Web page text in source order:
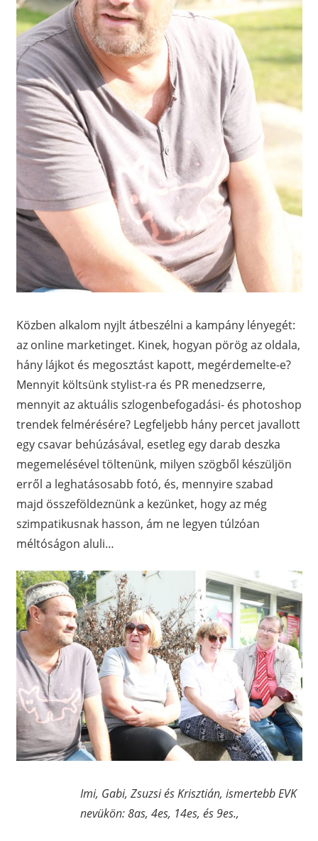
Közben alkalom nyjlt átbeszélni a kampány lényegét:
az online marketinget. Kinek, hogyan pörög az oldala,
hány lájkot és megosztást kapott, megérdemelte-e?
Mennyit költsünk stylist-ra és PR menedzserre,
mennyit az aktuális szlogenbefogadási- és photoshop
trendek felmérésére? Legfeljebb hány percet javallott
egy csavar behúzásával, esetleg egy darab deszka
megemelésével töltenünk, milyen szögből készüljön
erről a leghatásosabb fotó, és, mennyire szabad
majd összeföldeznünk a kezünket, hogy az még
szimpatikusnak hasson, ám ne legyen túlzóan
méltóságon aluli…
Imi, Gabi, Zsuzsi és Krisztián, ismertebb EVK
nevükön: 8as, 4es, 14es, és 9es.,